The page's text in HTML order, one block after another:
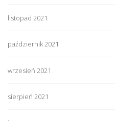
listopad 2021
październik 2021
wrzesień 2021
sierpień 2021